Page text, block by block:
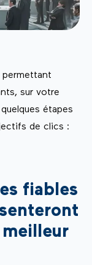
permettant
sur votre
étapes
de clics :
fiables